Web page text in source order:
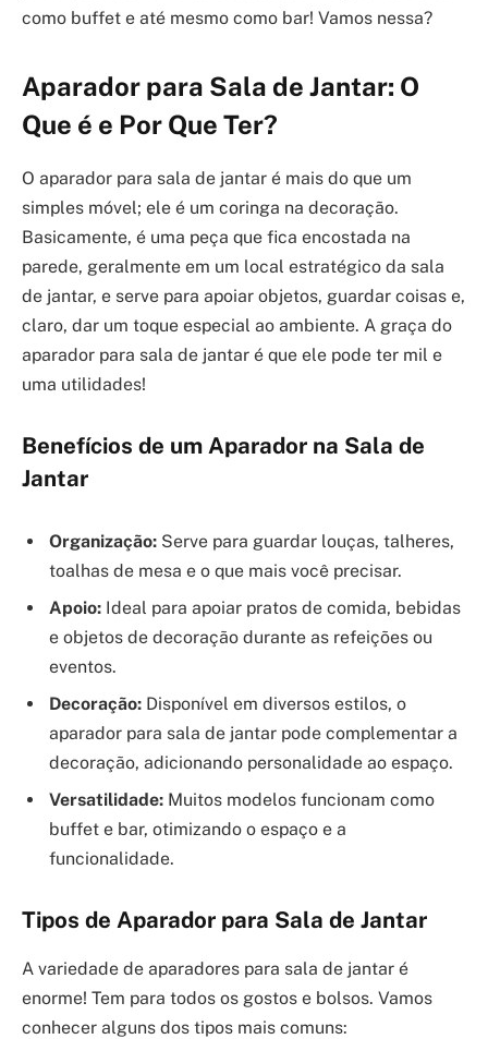
como buffet e até mesmo como bar! Vamos nessa?
Aparador para Sala de Jantar: O
Que é e Por Que Ter?
O aparador para sala de jantar é mais do que um
simples móvel; ele é um coringa na decoração.
Basicamente, é uma peça que fica encostada na
parede, geralmente em um local estratégico da sala
de jantar, e serve para apoiar objetos, guardar coisas e,
claro, dar um toque especial ao ambiente. A graça do
aparador para sala de jantar é que ele pode ter mil e
uma utilidades!
Benefícios de um Aparador na Sala de
Jantar
Organização: Serve para guardar louças, talheres,
toalhas de mesa e o que mais você precisar.
Apoio: Ideal para apoiar pratos de comida, bebidas
e objetos de decoração durante as refeições ou
eventos.
Decoração: Disponível em diversos estilos, o
aparador para sala de jantar pode complementar a
decoração, adicionando personalidade ao espaço.
Versatilidade: Muitos modelos funcionam como
buffet e bar, otimizando o espaço e a
funcionalidade.
Tipos de Aparador para Sala de Jantar
A variedade de aparadores para sala de jantar é
enorme! Tem para todos os gostos e bolsos. Vamos
conhecer alguns dos tipos mais comuns: